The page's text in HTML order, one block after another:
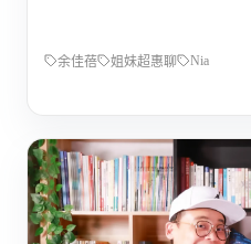
余佳蓓 姐妹超惠聊 Nia